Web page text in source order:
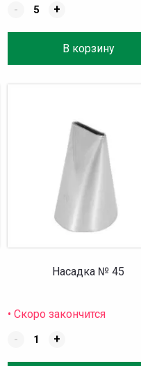
-
+
В корзину
Насадка № 45
• Скоро закончится
-
+